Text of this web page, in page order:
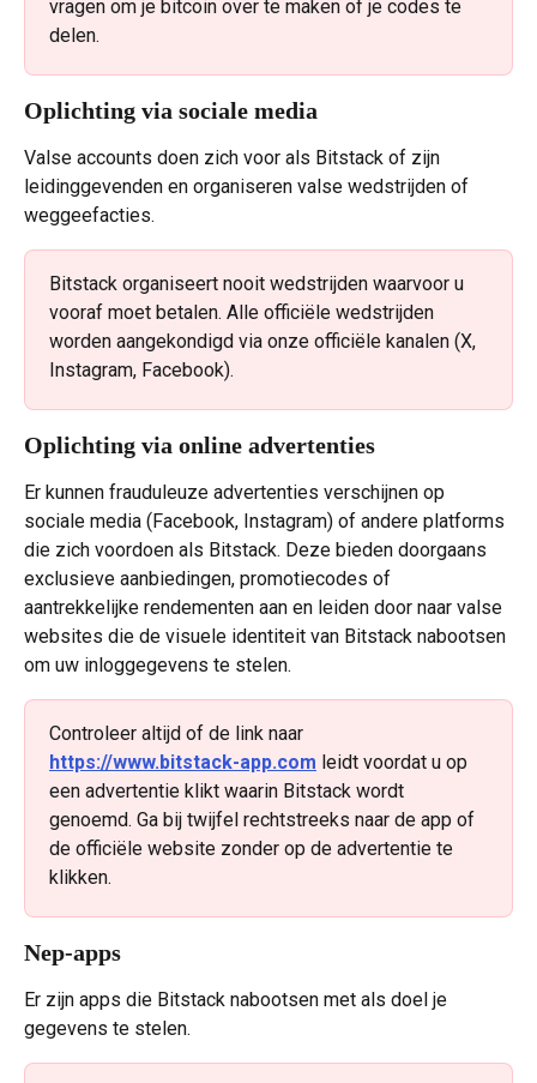
vragen om je bitcoin over te maken of je codes te
delen.
Oplichting via sociale media
Valse accounts doen zich voor als Bitstack of zijn
leidinggevenden en organiseren valse wedstrijden of
weggeefacties.
Bitstack organiseert nooit wedstrijden waarvoor u
vooraf moet betalen. Alle officiële wedstrijden
worden aangekondigd via onze officiële kanalen (X,
Instagram, Facebook).
Oplichting via online advertenties
Er kunnen frauduleuze advertenties verschijnen op
sociale media (Facebook, Instagram) of andere platforms
die zich voordoen als Bitstack. Deze bieden doorgaans
exclusieve aanbiedingen, promotiecodes of
aantrekkelijke rendementen aan en leiden door naar valse
websites die de visuele identiteit van Bitstack nabootsen
om uw inloggegevens te stelen.
Controleer altijd of de link naar
https://www.bitstack-app.com leidt voordat u op
een advertentie klikt waarin Bitstack wordt
genoemd. Ga bij twijfel rechtstreeks naar de app of
de officiële website zonder op de advertentie te
klikken.
Nep-apps
Er zijn apps die Bitstack nabootsen met als doel je
gegevens te stelen.